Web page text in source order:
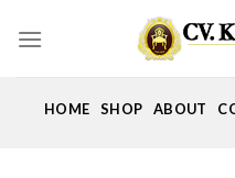
HOME SHOP ABOUT